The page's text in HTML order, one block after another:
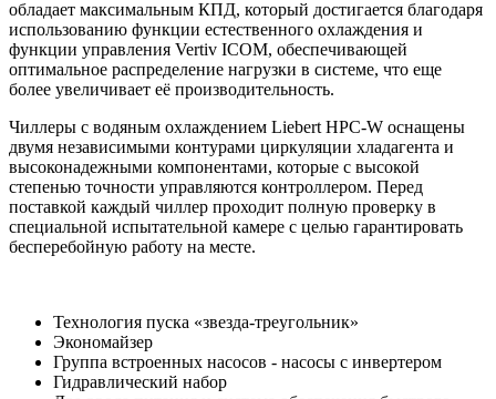
обладает максимальным КПД, который достигается благодаря
использованию функции естественного охлаждения и
функции управления Vertiv ICOM, обеспечивающей
оптимальное распределение нагрузки в системе, что еще
более увеличивает её производительность.
Чиллеры с водяным охлаждением Liebert HPC-W оснащены
двумя независимыми контурами циркуляции хладагента и
высоконадежными компонентами, которые с высокой
степенью точности управляются контроллером. Перед
поставкой каждый чиллер проходит полную проверку в
специальной испытательной камере с целью гарантировать
бесперебойную работу на месте.
Технология пуска «звезда-треугольник»
Экономайзер
Группа встроенных насосов - насосы с инвертером
Гидравлический набор